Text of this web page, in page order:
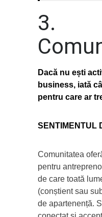
3.
Dacă nu ești
business, iată
pentru care ar
SENTIMENTUL
Comunitatea
pentru
de care toată
(conștient sau
de apartenență.